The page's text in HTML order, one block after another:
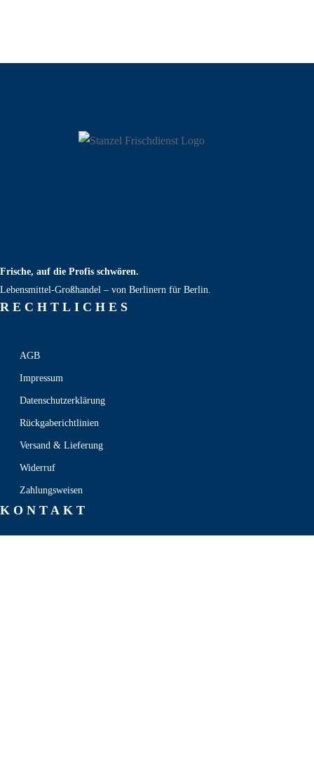
Frische, auf die Profis schwören.
Lebensmittel‑Großhandel – von Berlinern für Berlin.
RECHT­LICHES
AGB
Impressum
Datenschutzerklärung
Rückgaberichtlinien
Versand & Lieferung
Widerruf
Zahlungsweisen
KONTAKT